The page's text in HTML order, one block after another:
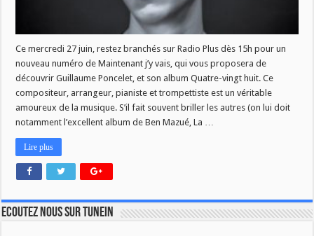
Ce mercredi 27 juin, restez branchés sur Radio Plus dès 15h pour un
nouveau numéro de Maintenant j’y vais, qui vous proposera de
découvrir Guillaume Poncelet, et son album Quatre-vingt huit. Ce
compositeur, arrangeur, pianiste et trompettiste est un véritable
amoureux de la musique. S’il fait souvent briller les autres (on lui doit
notamment l’excellent album de Ben Mazué, La …
Lire plus
Ecoutez nous sur TuneIn